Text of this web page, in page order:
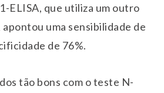
ELISA, que utiliza um outro
uma sensibilidade de
de 76%.
tão bons com o teste N-